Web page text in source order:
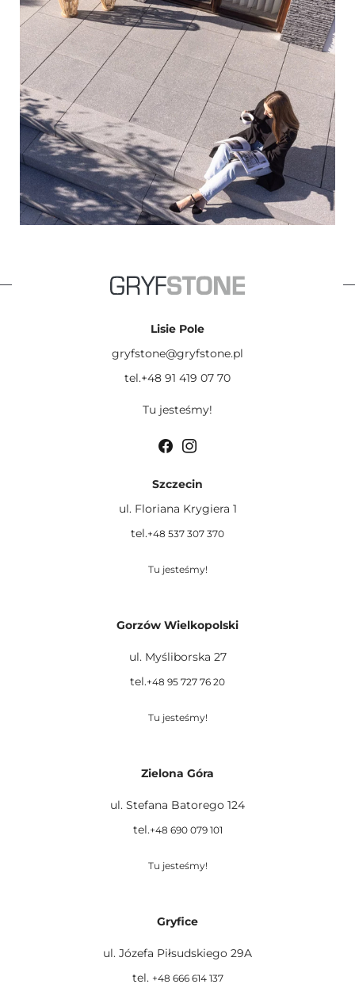
Lisie Pole
gryfstone@gryfstone.pl
tel.+48 91 419 07 70
Tu jesteśmy!
Szczecin
ul. Floriana Krygiera 1
tel.+48 537 307 370
Tu jesteśmy!
Gorzów Wielkopolski
ul. Myśliborska 27
tel.+48 95 727 76 20
Tu jesteśmy!
Zielona Góra
ul. Stefana Batorego 124
tel.+48 690 079 101
Tu jesteśmy!
Gryfice
ul. Józefa Piłsudskiego 29A
tel. +48 666 614 137